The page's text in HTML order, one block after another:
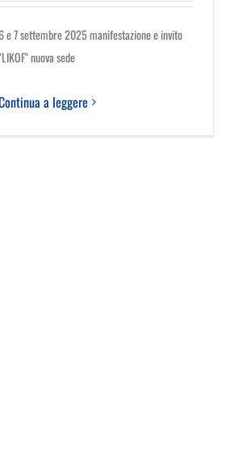
e 7 settembre 2025 manifestazione e invito
nuova sede
a leggere